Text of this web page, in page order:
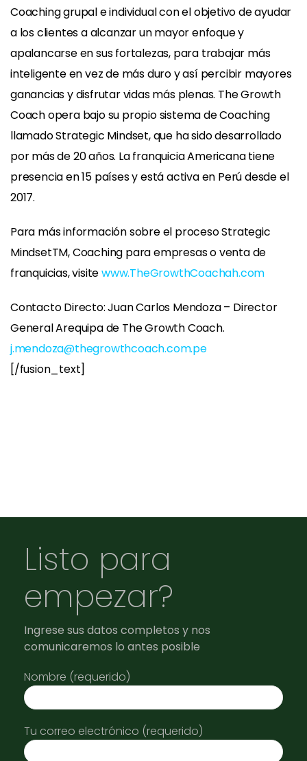
Coaching grupal e individual con el objetivo de ayudar
a los clientes a alcanzar un mayor enfoque y
apalancarse en sus fortalezas, para trabajar más
inteligente en vez de más duro y así percibir mayores
ganancias y disfrutar vidas más plenas. The Growth
Coach opera bajo su propio sistema de Coaching
llamado Strategic Mindset, que ha sido desarrollado
por más de 20 años. La franquicia Americana tiene
presencia en 15 países y está activa en Perú desde el
2017.
Para más información sobre el proceso Strategic
MindsetTM, Coaching para empresas o venta de
franquicias, visitewww.TheGrowthCoachah.com
Contacto Directo: Juan Carlos Mendoza – Director
General Arequipa de The Growth Coach.
j.mendoza@thegrowthcoach.com.pe
[/fusion_text]
Listo para
empezar?
Ingrese sus datos completos y nos
comunicaremos lo antes posible
Nombre (requerido)
Tu correo electrónico (requerido)